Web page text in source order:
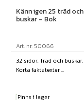
Känn igen 25 träd och
buskar – Bok
Art. nr: 50066
32 sidor. Träd och buskar.
Korta faktatexter ...
Finns i lager